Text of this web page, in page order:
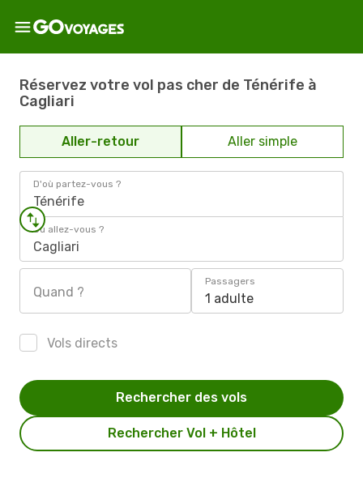
Réservez votre vol pas cher de Ténérife à
Cagliari
Aller-retour Aller simple
D'où partez-vous ?
Ténérife
Où allez-vous ?
Cagliari
Quand ?
Passagers
1 adulte
Vols directs
Rechercher Vol + Hôtel
Rechercher des vols